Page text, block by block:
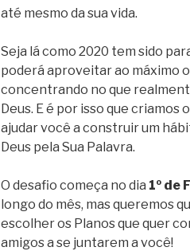
até mesmo da sua vida.
Seja lá como 2020 tem sido
poderá aproveitar ao máximo
concentrando no que
Deus. E é por isso que criamos o
ajudar você a construir um
Deus pela Sua Palavra.
O desafio começa no dia 1º de
longo do mês, mas queremos
escolher os Planos que quer
amigos a se juntarem a você!